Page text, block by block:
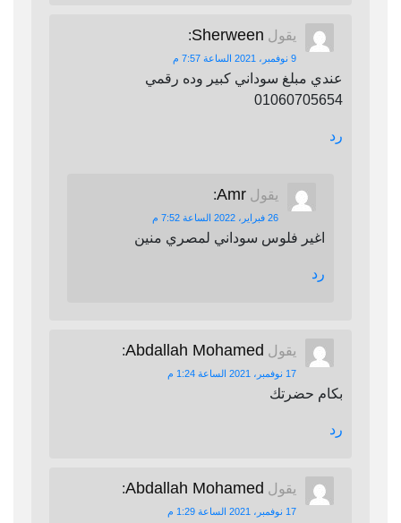
يقول Sherween
:
9 نوفمبر، 2021 الساعة 7:57 م
عندي مبلغ سوداني كبير وده رقمي
01060705654
رد
يقول Amr
:
26 فبراير، 2022 الساعة 7:52 م
اغير فلوس سوداني لمصري منين
رد
يقول Abdallah Mohamed
:
17 نوفمبر، 2021 الساعة 1:24 م
بكام حضرتك
رد
يقول Abdallah Mohamed
:
17 نوفمبر، 2021 الساعة 1:29 م